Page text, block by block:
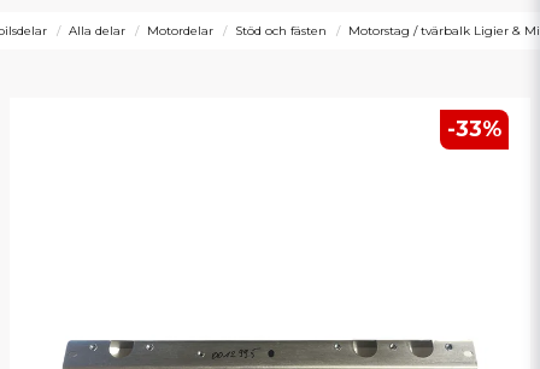
Alla delar Motordelar Stöd och fästen Motorstag / tvärbalk Ligier &
-33%